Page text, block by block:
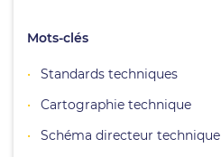
Mots-clés
Standards techniques
Cartographie technique
Schéma directeur technique